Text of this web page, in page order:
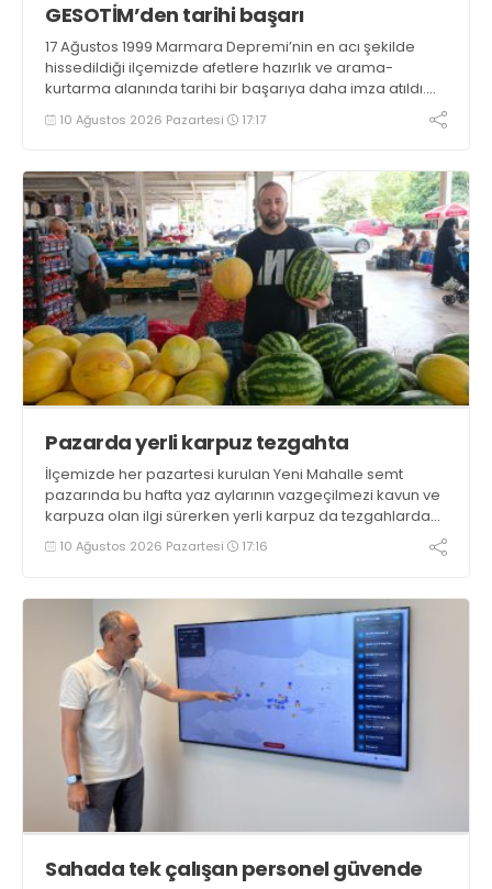
GESOTİM’den tarihi başarı
17 Ağustos 1999 Marmara Depremi’nin en acı şekilde
hissedildiği ilçemizde afetlere hazırlık ve arama-
kurtarma alanında tarihi bir başarıya daha imza atıldı.
Gölcük Arama Kurtarma Derneği (GESOTİM),
bünyesindeki 4. arama-kurtarma ekibinin akreditasyon
10 Ağustos 2026 Pazartesi 17:17
Pazarda yerli karpuz tezgahta
İlçemizde her pazartesi kurulan Yeni Mahalle semt
pazarında bu hafta yaz aylarının vazgeçilmezi kavun ve
karpuza olan ilgi sürerken yerli karpuz da tezgahlarda
yerini aldı
10 Ağustos 2026 Pazartesi 17:16
Sahada tek çalışan personel güvende